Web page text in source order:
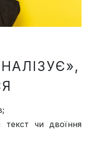
текст чи двоїння